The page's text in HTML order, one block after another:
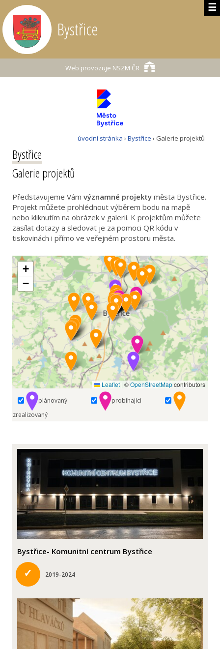
☰
Bystřice
Web provozuje NSZM ČR
úvodní stránka › Bystřice › Galerie projektů
Bystřice
Galerie projektů
Představujeme Vám významné projekty města Bystřice.
Projekt můžete prohlédnout výběrem bodu na mapě
nebo kliknutím na obrázek v galerii. K projektům můžete
zasílat dotazy a sledovat je za pomoci QR kódu v
tiskovinách i přímo ve veřejném prostoru města.
+
−
Leaflet | ©OpenStreetMapcontributors
plánovaný
probíhající
zrealizovaný
Bystřice- Komunitní centrum Bystřice
✓ 2019-2024